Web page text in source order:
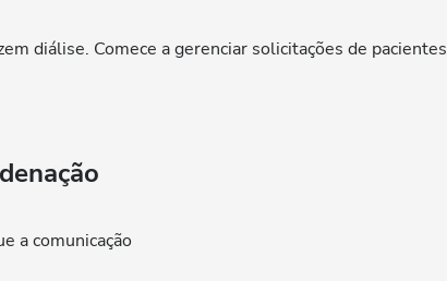
diálise. Comece a gerenciar solicitações de pacientes
a comunicação